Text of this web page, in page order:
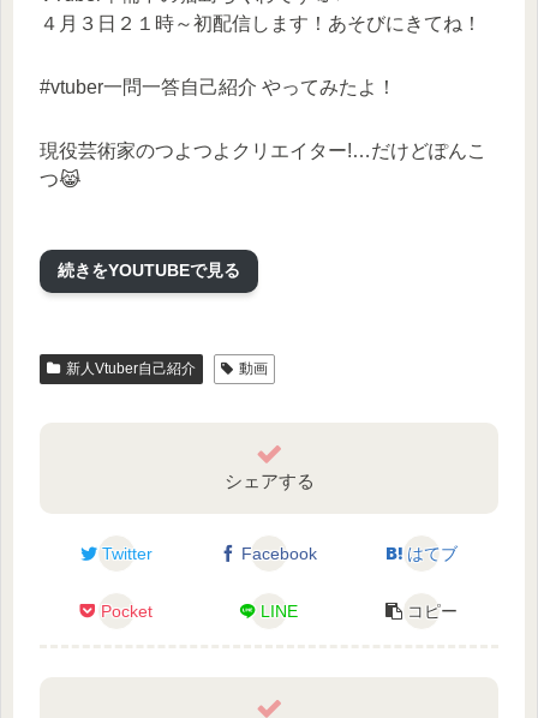
４月３日２１時～初配信します！あそびにきてね！
#vtuber一問一答自己紹介 やってみたよ！
現役芸術家のつよつよクリエイター!…だけどぽんこ
つ😹
せんか…？
や
＿＿＿＿＿＿＿＿＿＿＿＿＿＿＿＿＿＿
Nice to meet you! My name is Chikuwa Nekoshima.
I hope you’ll support me.
続きをYOUTUBEで見る
新人Vtuber自己紹介 動画
シェアする
Twitter Facebook はてブ
Pocket LINE コピー